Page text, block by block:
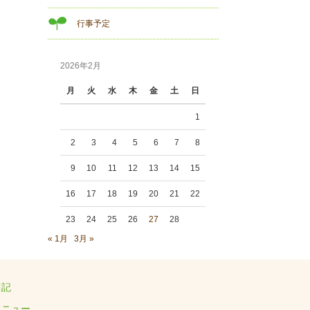
行事予定
2026年2月
月 火 水 木 金 土 日
1
2 3 4 5 6 7 8
9 10 11 12 13 14 15
16 17 18 19 20 21 22
23 24 25 26 27
28
« 1月
3月 »